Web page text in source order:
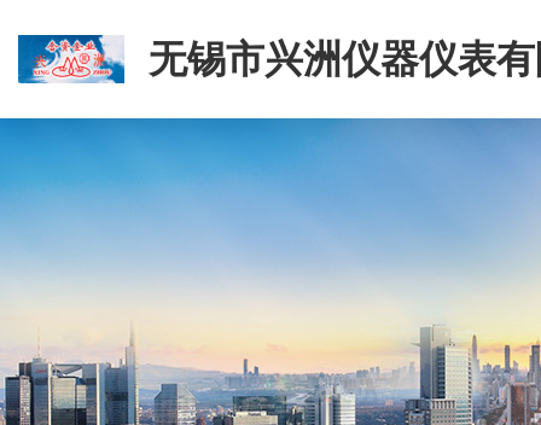
无锡市兴洲仪器仪表